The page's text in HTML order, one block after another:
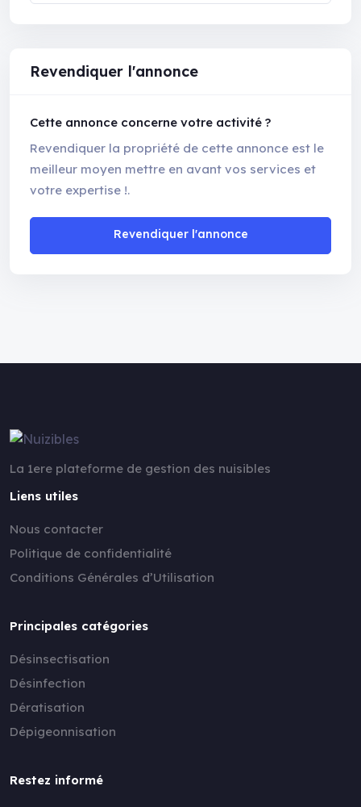
Revendiquer l'annonce
Cette annonce concerne votre activité ?
Revendiquer la propriété de cette annonce est le
meilleur moyen mettre en avant vos services et
votre expertise !.
Revendiquer l'annonce
La 1ere plateforme de gestion des nuisibles
Liens utiles
Nous contacter
Politique de confidentialité
Conditions Générales d’Utilisation
Principales catégories
Désinsectisation
Désinfection
Dératisation
Dépigeonnisation
Restez informé